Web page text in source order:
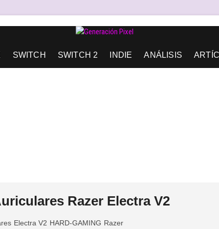
SWITCH SWITCH 2 INDIE ANÁLISIS
Razer Electra V2
Electra V2 HARD-GAMING Razer